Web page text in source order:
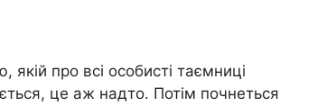
про всі особисті таємниці
це аж надто. Потім почнеться